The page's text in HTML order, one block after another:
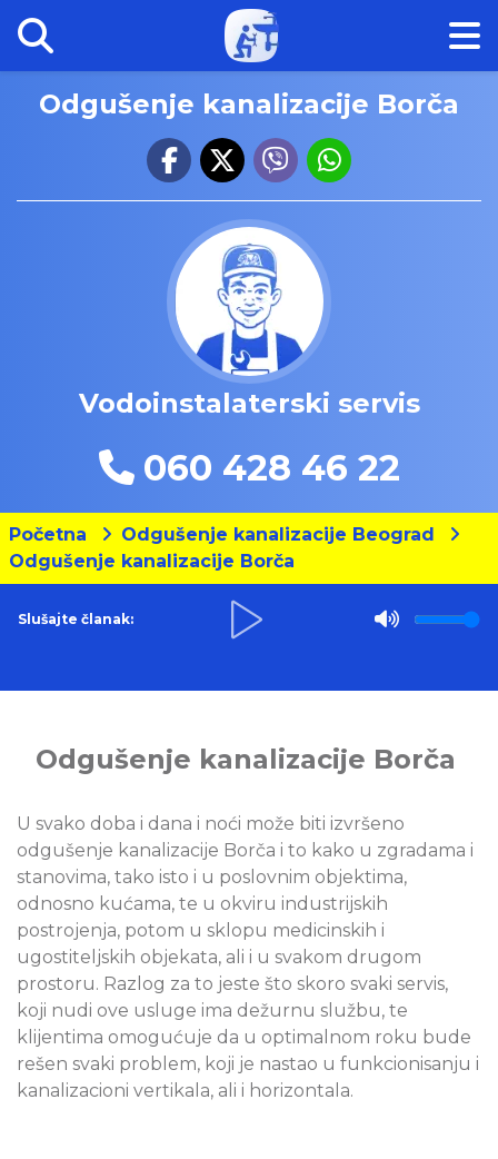
Odgušenje kanalizacije Borča
Vodoinstalaterski servis
060 428 46 22
Početna
Odgušenje kanalizacije Beograd
Odgušenje kanalizacije Borča
Slušajte članak:
Odgušenje kanalizacije Borča
U svako doba i dana i noći može biti izvršeno
odgušenje kanalizacije Borča i to kako u zgradama i
stanovima, tako isto i u poslovnim objektima,
odnosno kućama, te u okviru industrijskih
postrojenja, potom u sklopu medicinskih i
ugostiteljskih objekata, ali i u svakom drugom
prostoru. Razlog za to jeste što skoro svaki servis,
koji nudi ove usluge ima dežurnu službu, te
klijentima omogućuje da u optimalnom roku bude
rešen svaki problem, koji je nastao u funkcionisanju i
kanalizacioni vertikala, ali i horizontala.